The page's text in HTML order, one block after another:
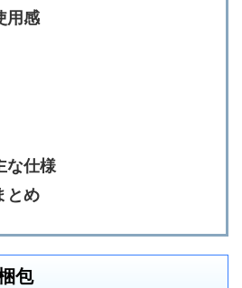
用感
な仕様
とめ
包